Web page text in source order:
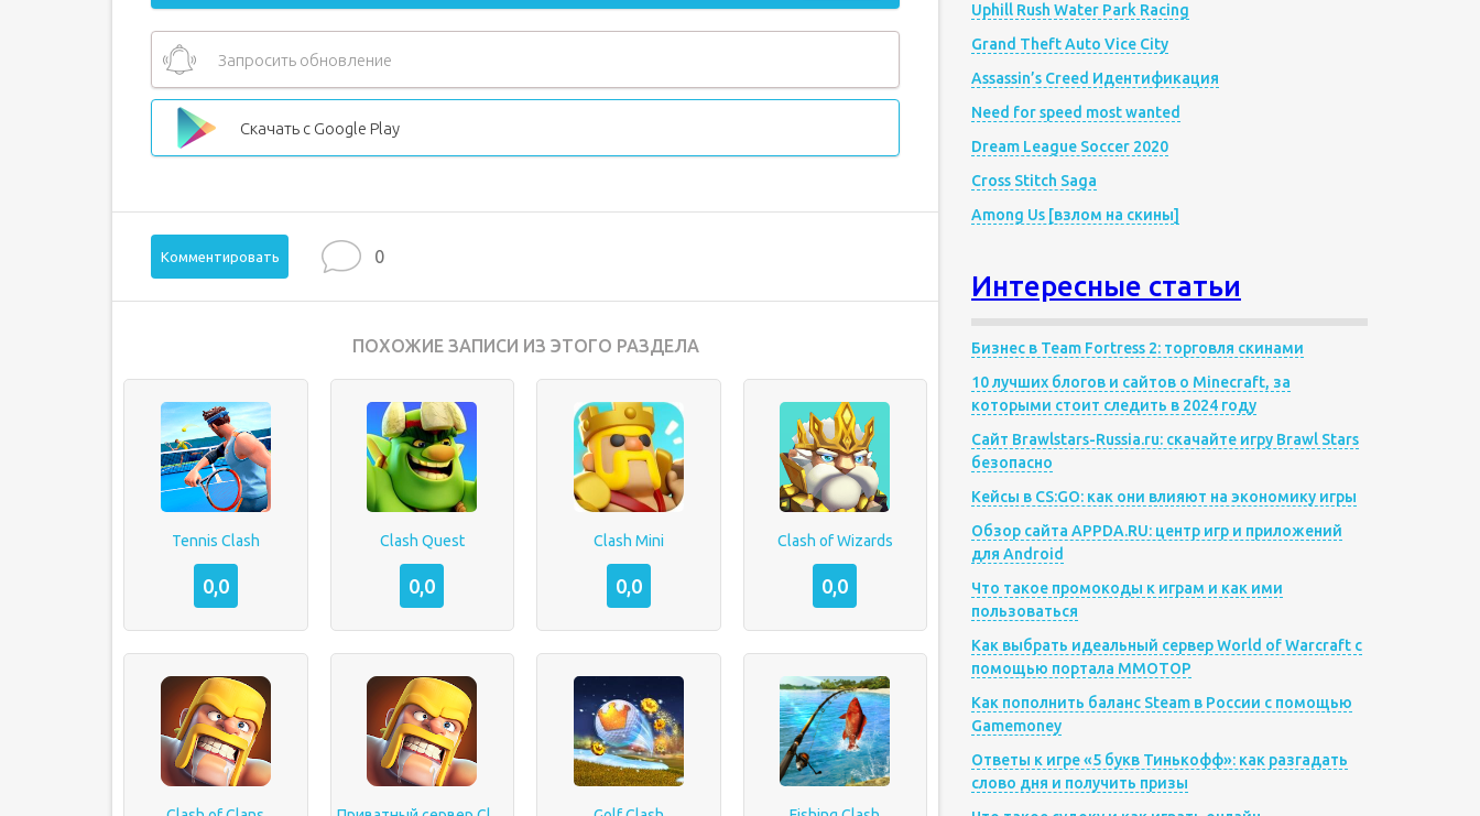
Запросить обновление
Скачать с Google Play
Комментировать 0
ПОХОЖИЕ ЗАПИСИ ИЗ ЭТОГО РАЗДЕЛА
Tennis Clash
0,0
Clash Quest
0,0
Clash Mini
0,0
Clash of Wizards
0,0
Uphill Rush Water Park Racing
Grand Theft Auto Vice City
Assassin’s Creed Идентификация
Need for speed most wanted
Dream League Soccer 2020
Cross Stitch Saga
Among Us [взлом на скины]
Интересные статьи
Бизнес в Team Fortress 2: торговля скинами
10 лучших блогов и сайтов о Minecraft, за
которыми стоит следить в 2024 году
Сайт Brawlstars-Russia.ru: скачайте игру Brawl Stars
безопасно
Кейсы в CS:GO: как они влияют на экономику игры
Обзор сайта APPDA.RU: центр игр и приложений
для Android
Что такое промокоды к играм и как ими
пользоваться
Как выбрать идеальный сервер World of Warcraft с
помощью портала MMOTOP
Как пополнить баланс Steam в России с помощью
Gamemoney
Ответы к игре «5 букв Тинькофф»: как разгадать
слово дня и получить призы